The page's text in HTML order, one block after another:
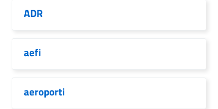
ADR
aefi
aeroporti